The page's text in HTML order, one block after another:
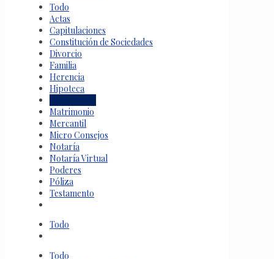
Todo
Actas
Capitulaciones
Constitución de Sociedades
Divorcio
Familia
Herencia
Hipoteca
Matrimonio
Mercantil
Micro Consejos
Notaría
Notaría Virtual
Poderes
Póliza
Testamento
Todo
Todo